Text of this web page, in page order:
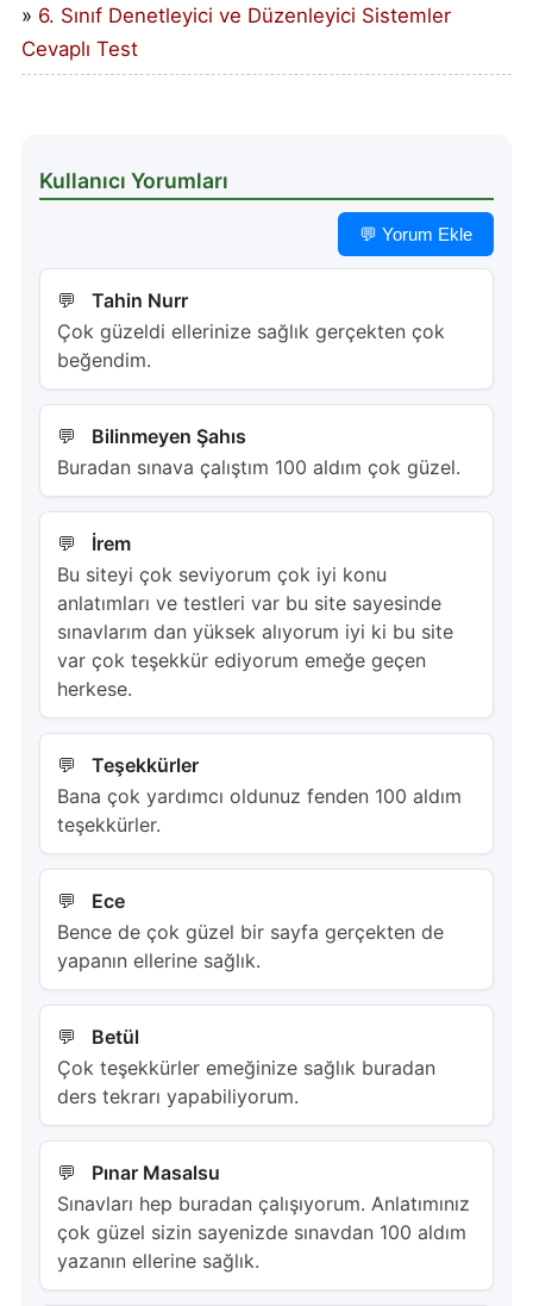
6. Sınıf Denetleyici ve Düzenleyici Sistemler
Cevaplı Test
Kullanıcı Yorumları
💬 Yorum Ekle
Tahin Nurr
Çok güzeldi ellerinize sağlık gerçekten çok
beğendim.
Bilinmeyen Şahıs
Buradan sınava çalıştım 100 aldım çok güzel.
İrem
Bu siteyi çok seviyorum çok iyi konu
anlatımları ve testleri var bu site sayesinde
sınavlarım dan yüksek alıyorum iyi ki bu site
var çok teşekkür ediyorum emeğe geçen
herkese.
Teşekkürler
Bana çok yardımcı oldunuz fenden 100 aldım
teşekkürler.
Ece
Bence de çok güzel bir sayfa gerçekten de
yapanın ellerine sağlık.
Betül
Çok teşekkürler emeğinize sağlık buradan
ders tekrarı yapabiliyorum.
Pınar Masalsu
Sınavları hep buradan çalışıyorum. Anlatımınız
çok güzel sizin sayenizde sınavdan 100 aldım
yazanın ellerine sağlık.